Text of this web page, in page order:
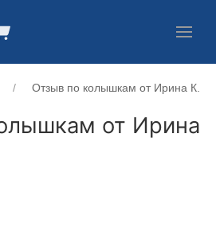
Отзыв по колышкам от Ирина К.
от Ирина